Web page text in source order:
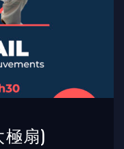
極扇)